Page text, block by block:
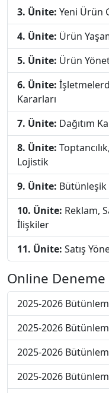
3. Ünite: Yeni Ürün
4. Ünite: Ürün
5. Ünite: Ürün
6. Ünite:
Kararları
7. Ünite: Dağıtım
8. Ünite:
Lojistik
9. Ünite:
10. Ünite: Reklam,
İlişkiler
11. Ünite: Satış
Online Deneme
2025-2026
2025-2026
2025-2026
2025-2026